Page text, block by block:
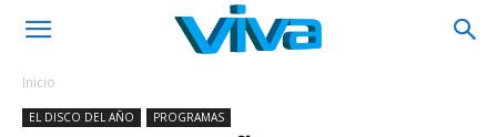
Inicio
EL DISCO DEL AÑO PROGRAMAS